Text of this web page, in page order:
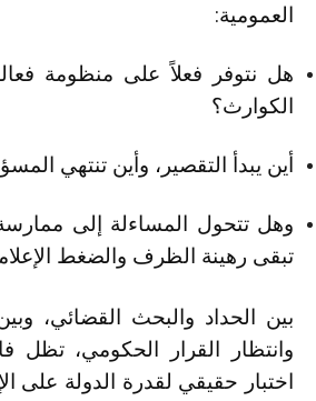
العمومية:
هل نتوفر فعلاً على منظومة
الكوارث؟
أين يبدأ التقصير، وأين تنتهي
وهل تتحول المساءلة إلى
تبقى رهينة الظرف والضغط
بين الحداد والبحث القضائي،
وانتظار القرار الحكومي،
اختبار حقيقي لقدرة الدولة على